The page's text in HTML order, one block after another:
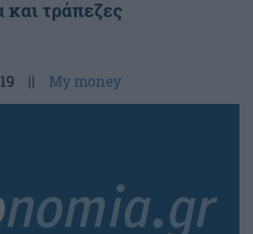
και τράπεζες
|| My money